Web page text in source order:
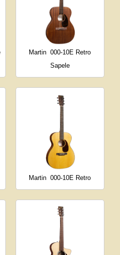
Martin 000-10E Retro
Sapele
Martin 000-10E Retro